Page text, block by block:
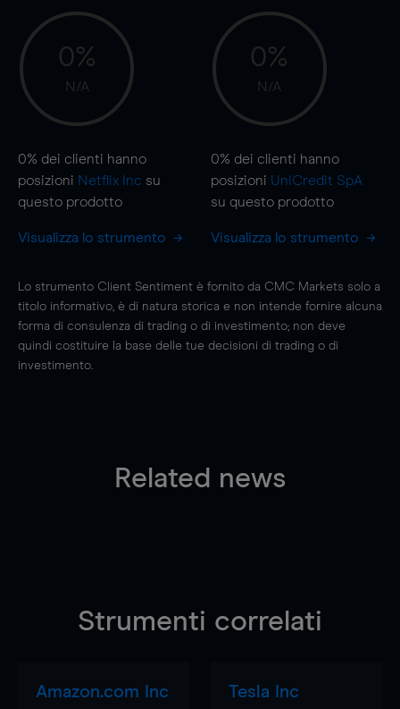
0%
N/A
0% dei clienti hanno
posizioni Netflix Inc su
questo prodotto
Visualizza lo strumento
0%
N/A
0% dei clienti hanno
posizioni UniCredit SpA
su questo prodotto
Visualizza lo strumento
Lo strumento Client Sentiment è fornito da CMC Markets solo a
titolo informativo, è di natura storica e non intende fornire alcuna
forma di consulenza di trading o di investimento; non deve
quindi costituire la base delle tue decisioni di trading o di
investimento.
Related news
Strumenti correlati
Amazon.com Inc Tesla Inc